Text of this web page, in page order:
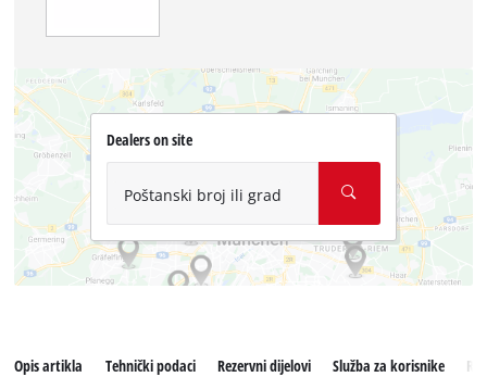
Dealers on site
Poštanski broj ili grad
Opis artikla Tehnički podaci Rezervni dijelovi Služba za korisnike